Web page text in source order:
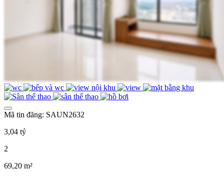
Mã tin đăng: SAUN2632
3,04 tỷ
2
69,20 m²